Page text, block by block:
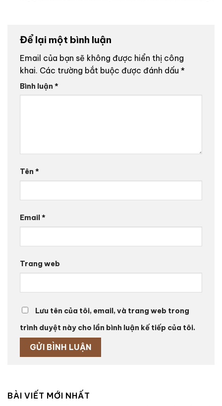
Để lại một bình luận
Email của bạn sẽ không được hiển thị công
khai. Các trường bắt buộc được đánh dấu *
Bình luận *
Tên *
Email *
Trang web
Lưu tên của tôi, email, và trang web trong
trình duyệt này cho lần bình luận kế tiếp của tôi.
BÀI VIẾT MỚI NHẤT